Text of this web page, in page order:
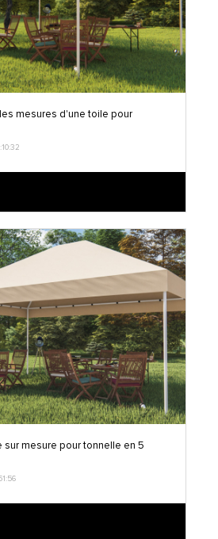
mesures d'une toile pour
sur mesure pour tonnelle en 5